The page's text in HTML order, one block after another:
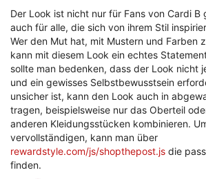
Der Look ist nicht nur für Fans von Cardi B
auch für alle, die sich von ihrem Stil
Wer den Mut hat, mit Mustern und Farben
kann mit diesem Look ein echtes
sollte man bedenken, dass der Look nicht
und ein gewisses Selbstbewusstsein
unsicher ist, kann den Look auch in
tragen, beispielsweise nur das Oberteil
anderen Kleidungsstücken kombinieren.
vervollständigen, kann man über
rewardstyle.com/js/shopthepost.js die
finden.